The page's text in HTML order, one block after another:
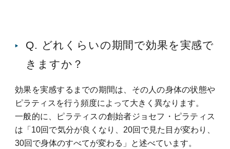
Q. どれくらいの期間で効果を実感で
きますか？
効果を実感するまでの期間は、その人の身体の状態や
ピラティスを行う頻度によって大きく異なります。
一般的に、ピラティスの創始者ジョセフ・ピラティス
は「10回で気分が良くなり、20回で見た目が変わり、
30回で身体のすべてが変わる」と述べています。